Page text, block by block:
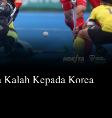
Kalah Kepada Korea